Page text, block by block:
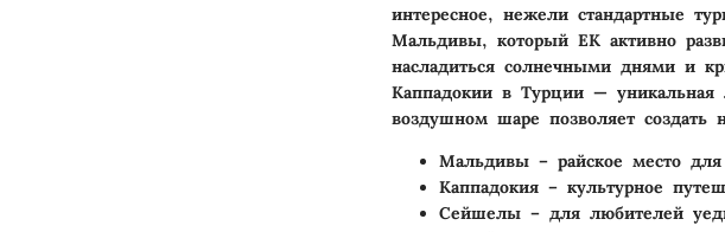
интересное, нежели стандартные
Мальдивы, который EK активно
насладиться солнечными днями и
Каппадокии в Турции — уникальная
воздушном шаре позволяет создать
Мальдивы – райское место
Каппадокия – культурное
Сейшелы – для любителей